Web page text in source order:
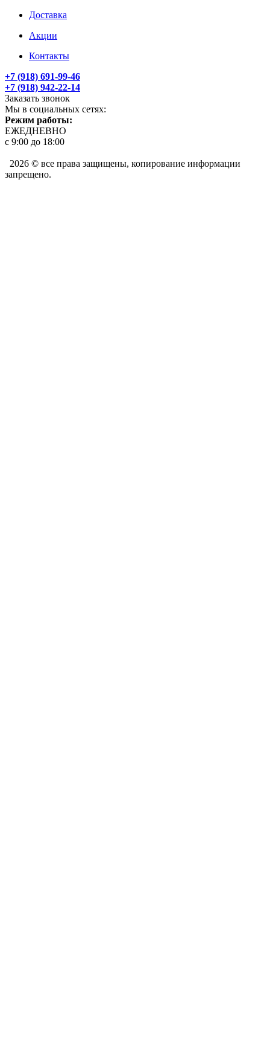
Доставка
Акции
Контакты
+7 (918) 691-99-46
+7 (918) 942-22-14
Заказать звонок
Мы в социальных сетях:
Режим работы:
ЕЖЕДНЕВНО
с 9:00 до 18:00
2026 © все права защищены, копирование информации
запрещено.